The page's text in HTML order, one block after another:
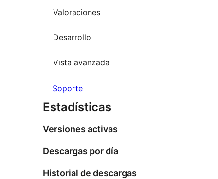
Valoraciones
Desarrollo
Vista avanzada
Soporte
Estadísticas
Versiones activas
Descargas por día
Historial de descargas